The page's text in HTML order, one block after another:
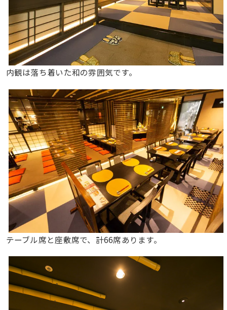
内観は落ち着いた和の雰囲気です。
テーブル席と座敷席で、計66席あります。